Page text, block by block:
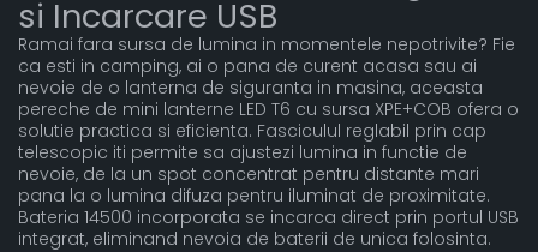
si Incarcare USB
Ramai fara sursa de lumina in momentele nepotrivite? Fie
ca esti in camping, ai o pana de curent acasa sau ai
nevoie de o lanterna de siguranta in masina, aceasta
pereche de mini lanterne LED T6 cu sursa XPE+COB ofera o
solutie practica si eficienta. Fasciculul reglabil prin cap
telescopic iti permite sa ajustezi lumina in functie de
nevoie, de la un spot concentrat pentru distante mari
pana la o lumina difuza pentru iluminat de proximitate.
Bateria 14500 incorporata se incarca direct prin portul USB
integrat, eliminand nevoia de baterii de unica folosinta.